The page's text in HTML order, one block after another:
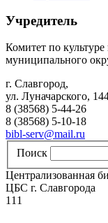
Учредитель
Комитет по
муниципального
г. Славгород,
ул. Луначарского,
8 (38568) 5-44-26
8 (38568) 5-10-18
bibl-serv@mail.ru
Поиск
Централизованная
ЦБС г. Славгорода
111